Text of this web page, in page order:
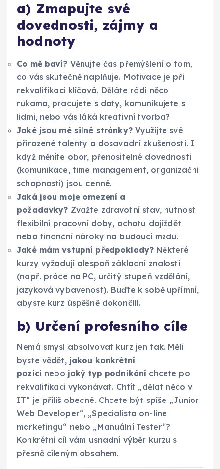
a) Zmapujte své
dovednosti, zájmy a
hodnoty
Co mě baví? Věnujte čas přemýšlení o tom,
co vás skutečně naplňuje. Motivace je při
rekvalifikaci klíčová. Děláte rádi něco
rukama, pracujete s daty, komunikujete s
lidmi, nebo vás láká kreativní tvorba?
Jaké jsou mé silné stránky?Využijte své
přirozené talenty a dosavadní zkušenosti. I
když měníte obor, přenositelné dovednosti
(komunikace, time management, organizační
schopnosti) jsou cenné.
Jaká jsou moje omezení a
požadavky? Zvažte zdravotní stav, nutnost
flexibilní pracovní doby, ochotu dojíždět
nebo finanční nároky na budoucí mzdu.
Jaké mám vstupní předpoklady? Některé
kurzy vyžadují alespoň základní znalosti
(např. práce na PC, určitý stupeň vzdělání,
jazyková vybavenost). Buďte k sobě upřímní,
abyste kurz úspěšně dokončili.
b) Určení profesního cíle
Nemá smysl absolvovat kurz jen tak. Měli
byste vědět, jakou konkrétní
pozici nebo jaký typ podnikání chcete po
rekvalifikaci vykonávat. Chtít „dělat něco v
IT“ je příliš obecné. Chcete být spíše „Junior
Web Developer“, „Specialista on-line
marketingu“ nebo „Manuální Tester“?
Konkrétní cíl vám usnadní výběr kurzu s
přesně cíleným obsahem.